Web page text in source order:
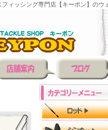
ィッシング専門店【キーポン】のウ